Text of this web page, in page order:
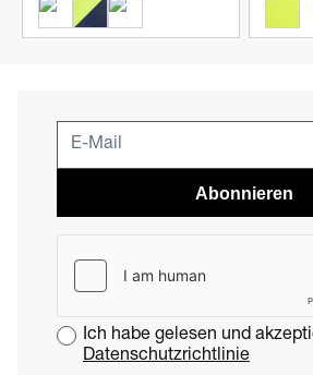
Abonnieren
Ich habe gelesen und
Datenschutzrichtlinie